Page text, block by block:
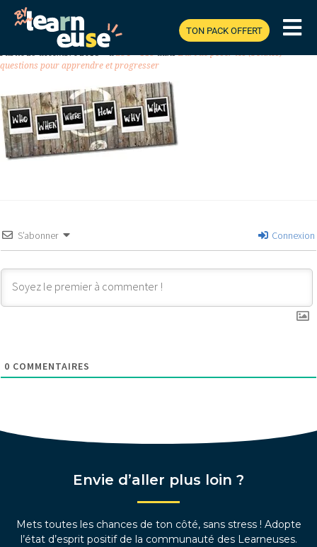
TON PACK OFFERT
Next
Publié29 décembre 2018 à254 × 115dansL’art de poser les (bonnes)
questions pour apprendre et progresser
S’abonner Connexion
0 COMMENTAIRES
Envie d’aller plus loin ?
Mets toutes les chances de ton côté, sans stress ! Adopte
l’état d’esprit positif de la communauté des Learneuses.